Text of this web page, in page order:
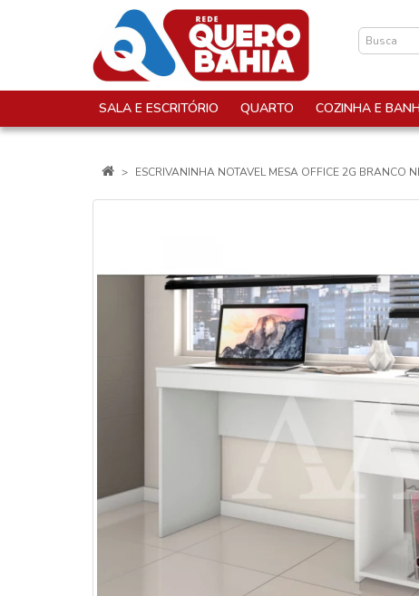
SALA E ESCRITÓRIO QUARTO COZINHA E
ESCRIVANINHA NOTAVEL MESA OFFICE 2G BRANCO